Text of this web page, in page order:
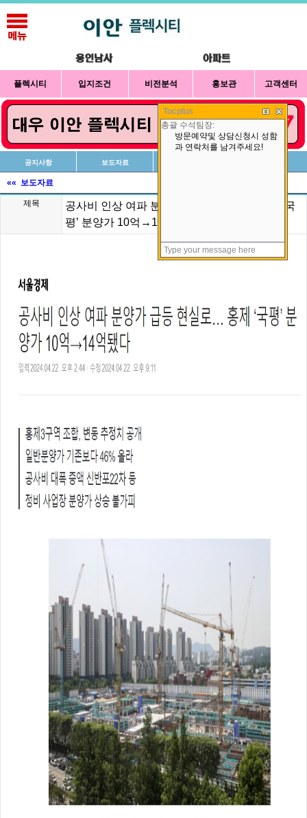
플렉시티 입지조건 비전분석 홍보관 고객센터
공지사항 보도자료
«« 보도자료
제목
공사비 인상 여파 분양가 급등 현실로… 홍제 ‘국
평’ 분양가 10억→14억됐다
Tocplus